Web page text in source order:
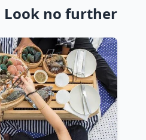
Look no further